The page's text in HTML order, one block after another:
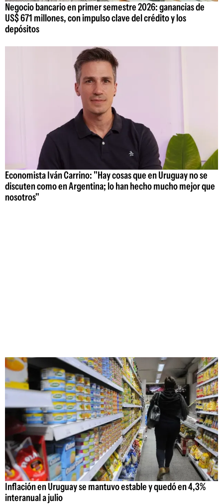
Negocio bancario en primer semestre 2026: ganancias de
US$ 671 millones, con impulso clave del crédito y los
depósitos
Economista Iván Carrino: "Hay cosas que en Uruguay no se
discuten como en Argentina; lo han hecho mucho mejor que
nosotros"
Inflación en Uruguay se mantuvo estable y quedó en 4,3%
interanual a julio